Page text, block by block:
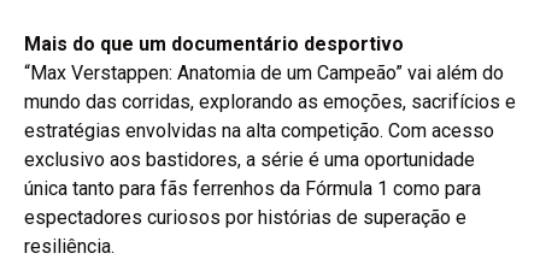
Mais do que um documentário desportivo
“Max Verstappen: Anatomia de um Campeão” vai além do
mundo das corridas, explorando as emoções, sacrifícios e
estratégias envolvidas na alta competição. Com acesso
exclusivo aos bastidores, a série é uma oportunidade
única tanto para fãs ferrenhos da Fórmula 1 como para
espectadores curiosos por histórias de superação e
resiliência.